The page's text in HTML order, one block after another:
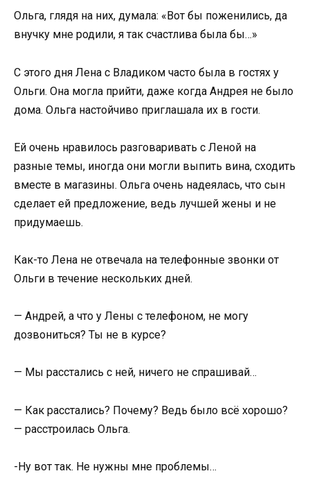
Ольга, глядя на них, думала: «Вот бы поженились, да
внучку мне родили, я так счастлива была бы…»
С этого дня Лена с Владиком часто была в гостях у
Ольги. Она могла прийти, даже когда Андрея не было
дома. Ольга настойчиво приглашала их в гости.
Ей очень нравилось разговаривать с Леной на
разные темы, иногда они могли выпить вина, сходить
вместе в магазины. Ольга очень надеялась, что сын
сделает ей предложение, ведь лучшей жены и не
придумаешь.
Как-то Лена не отвечала на телефонные звонки от
Ольги в течение нескольких дней.
— Андрей, а что у Лены с телефоном, не могу
дозвониться? Ты не в курсе?
— Мы расстались с ней, ничего не спрашивай…
— Как расстались? Почему? Ведь было всё хорошо?
— расстроилась Ольга.
-Ну вот так. Не нужны мне проблемы…